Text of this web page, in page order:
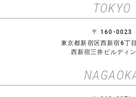
TOKYO
〒 160-0023
東京都新宿区西新宿6丁
西新宿三井ビルディ